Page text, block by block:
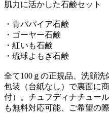
肌力に活かした石鹸セット
・青パパイア石鹸
・ゴーヤー石鹸
・紅いも石鹸
・琉球よもぎ石鹸
全て100ｇの正規品、洗顔
包装（台紙なし）で裏面に
付）。チュフディナチュー
も無料対応可能、ご希望の